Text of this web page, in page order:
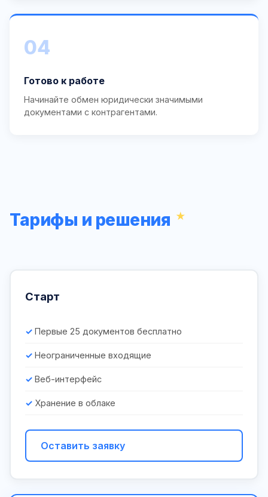
04
Готово к работе
Начинайте обмен юридически значимыми
документами с контрагентами.
Тарифы и решения
Старт
Первые 25 документов бесплатно
Неограниченные входящие
Веб-интерфейс
Хранение в облаке
Оставить заявку